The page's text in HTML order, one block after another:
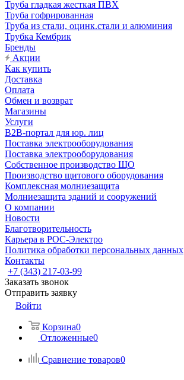
Труба гладкая жесткая ПВХ
Труба гофрированная
Труба из стали, оцинк.стали и алюминия
Трубка Кембрик
Бренды
Акции
Как купить
Доставка
Оплата
Обмен и возврат
Магазины
Услуги
B2B-портал для юр. лиц
Поставка электрооборудования
Поставка электрооборудования
Собственное производство ЩО
Производство щитового оборудования
Комплексная молниезащита
Молниезащита зданий и сооружений
О компании
Новости
Благотворительность
Карьера в РОС-Электро
Политика обработки персональных данных
Контакты
+7 (343) 217-03-99
Заказать звонок
Отправить заявку
Войти
Корзина0
Отложенные0
Сравнение товаров0